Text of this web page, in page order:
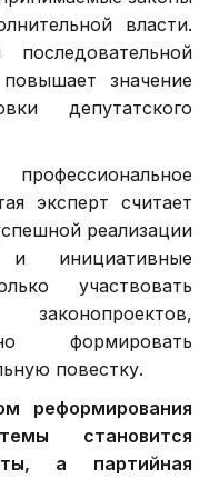
власти.
значение
депутатского
эксперт считает
реализации
инициативные
участвовать
формировать
повестку.
реформирования
становится
а партийная